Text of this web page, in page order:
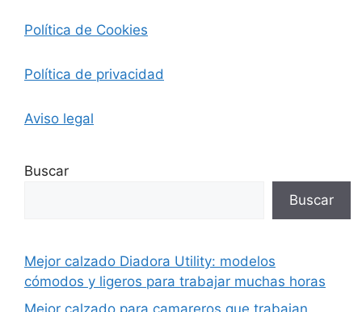
Política de Cookies
Política de privacidad
Aviso legal
Buscar
Buscar
Mejor calzado Diadora Utility: modelos
cómodos y ligeros para trabajar muchas horas
Mejor calzado para camareros que trabajan